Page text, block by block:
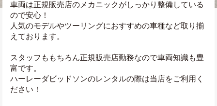
車両は正規販売店のメカニックがしっかり整備している
ので安心！
人気のモデルやツーリングにおすすめの車種など取り揃
えております。
スタッフももちろん正規販売店勤務なので車両知識も豊
富です。
ハーレーダビッドソンのレンタルの際は当店をご利用く
ださい！